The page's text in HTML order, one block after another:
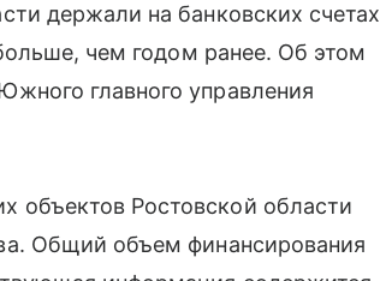
держали на банковских счетах
чем годом ранее. Об этом
главного управления
объектов Ростовской области
Общий объем финансирования